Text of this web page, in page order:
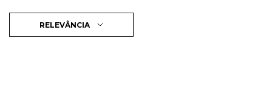
RELEVÂNCIA